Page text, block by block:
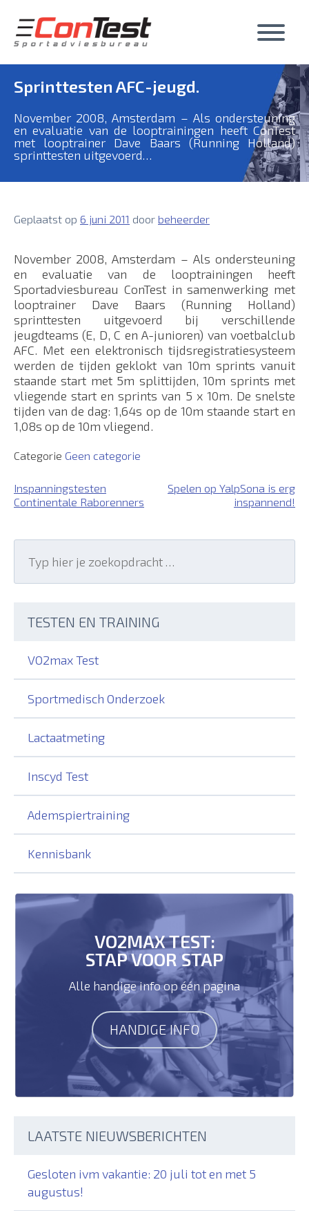
content
Sprinttesten AFC-jeugd.
November 2008, Amsterdam – Als ondersteuning
en evaluatie van de looptrainingen heeft ConTest
met looptrainer Dave Baars (Running Holland)
sprinttesten uitgevoerd…
Geplaatst op 6 juni 2011 door beheerder
November 2008, Amsterdam – Als ondersteuning
en evaluatie van de looptrainingen heeft
Sportadviesbureau ConTest in samenwerking met
looptrainer Dave Baars (Running Holland)
sprinttesten uitgevoerd bij verschillende
jeugdteams (E, D, C en A-junioren) van voetbalclub
AFC. Met een elektronisch tijdsregistratiesysteem
werden de tijden geklokt van 10m sprints vanuit
staande start met 5m splittijden, 10m sprints met
vliegende start en sprints van 5 x 10m. De snelste
tijden van de dag: 1,64s op de 10m staande start en
1,08s op de 10m vliegend.
Categorie Geen categorie
Bericht
navigatie
Inspanningstesten
Continentale Raborenners
Spelen op YalpSona is erg
inspannend!
for:
Search
TESTEN EN TRAINING
VO2max Test
Sportmedisch Onderzoek
Lactaatmeting
Inscyd Test
Ademspiertraining
Kennisbank
VO2MAX TEST:
STAP VOOR STAP
Alle handige info op één pagina
HANDIGE INFO
LAATSTE NIEUWSBERICHTEN
Gesloten ivm vakantie: 20 juli tot en met 5
augustus!